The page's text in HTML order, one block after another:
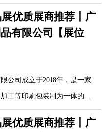
品。现有员工85人，年产值
个厂区占地30多亩地，建筑
约350万米，各类机器设备
模型企业。近年来又引进欧洲
设计、开发、生产、销售为
实力雄厚，交通便利，货运
优质展商推荐丨广
有限公司【展位
公司成立于2018年，是一家
工等印刷包装制为一体的新
产工厂规模达8000多平方
提袋、彩盒、精装盒、纸
优质展商推荐丨广